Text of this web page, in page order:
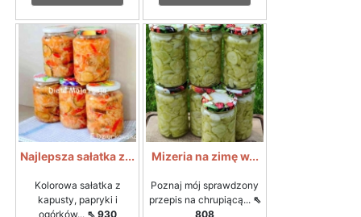
Najlepsza sałatka z...
Kolorowa sałatka z
kapusty, papryki i
ogórków... ⇖ 930
Mizeria na zimę w...
Poznaj mój sprawdzony
przepis na chrupiącą... ⇖
808